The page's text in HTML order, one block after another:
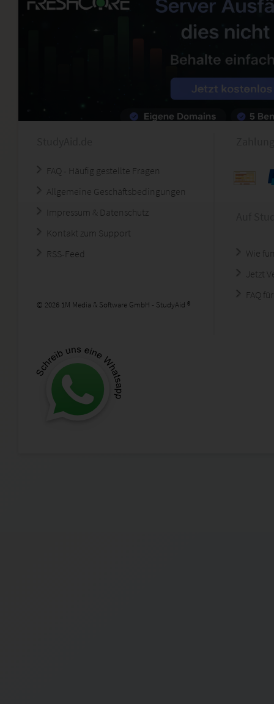
FAQ - Häufig gestellte Fragen
Allgemeine Geschäftsbedingungen
Impressum & Datenschutz
Kontakt zum Support
RSS-Feed
© 2026 1M Media & Software GmbH - StudyAid ®
Wie
Jetzt
FAQ